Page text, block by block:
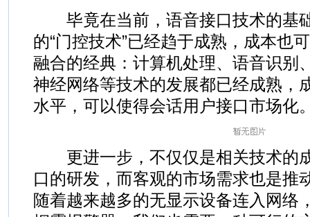
毕竟在当前，语音接口技术的基
的“门控技术”已经趋于成熟，成本也
融合的经典：计算机处理、语音识别
神经网络等技术的发展都已经成熟，
水平，可以使得会话用户接口市场化
更进一步，不仅仅是相关技术的
口的研发，而客观的市场需求也是推
随着越来越多的无显示设备连入网络